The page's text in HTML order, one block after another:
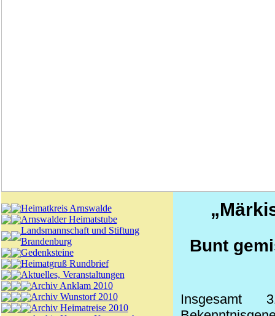
Heimatkreis Arnswalde
Arnswalder Heimatstube
Landsmannschaft und Stiftung
Brandenburg
Gedenksteine
Heimatgruß Rundbrief
Aktuelles, Veranstaltungen
Archiv Anklam 2010
Archiv Wunstorf 2010
Archiv Heimatreise 2010
Bunt
Insgesamt